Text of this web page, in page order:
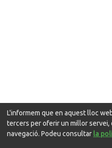
L'informem que en aquest lloc
tercers per oferir un millor servei,
navegació. Podeu consultar la